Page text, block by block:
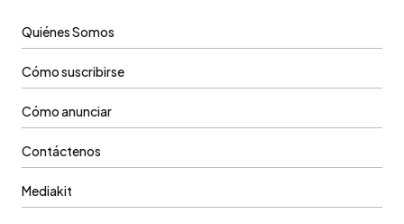
Quiénes Somos
Cómo suscribirse
Cómo anunciar
Contáctenos
Mediakit